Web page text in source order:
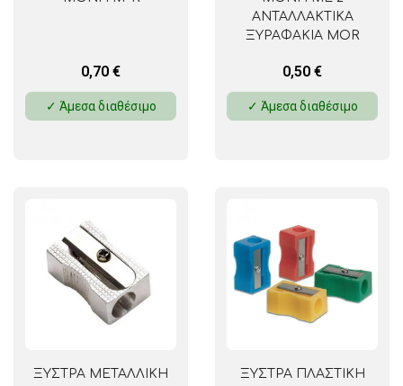
0,70 €
✓ Άμεσα διαθέσιμο
ΑΝΤΑΛΛΑΚΤΙΚΑ
ΞΥΡΑΦΑΚΙΑ MOR
0,50 €
✓ Άμεσα διαθέσιμο
ΞΥΣΤΡΑ ΜΕΤΑΛΛΙΚΗ
ΞΥΣΤΡΑ ΠΛΑΣΤΙΚΗ